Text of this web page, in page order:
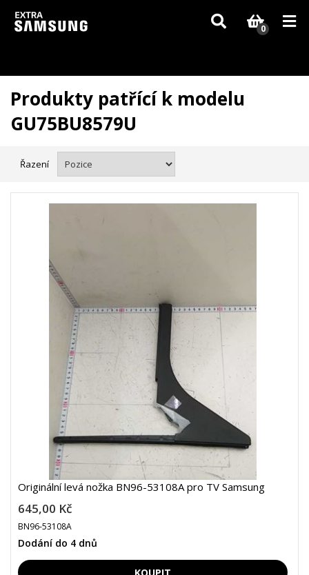
Vzhledem k aktuální situaci se může dodání dílů, které nejsou skladem,
zpozdit. Děkujeme za pochopení.
0
Produkty patřící k modelu
GU75BU8579U
Řazení
Originální levá nožka BN96-53108A pro TV Samsung
645,00 Kč
BN96-53108A
Dodání do 4 dnů